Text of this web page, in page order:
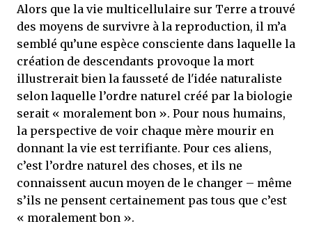
Alors que la vie multicellulaire sur Terre a trouvé
des moyens de survivre à la reproduction, il m’a
semblé qu’une espèce consciente dans laquelle la
création de descendants provoque la mort
illustrerait bien la fausseté de l'idée naturaliste
selon laquelle l’ordre naturel créé par la biologie
serait « moralement bon ». Pour nous humains,
la perspective de voir chaque mère mourir en
donnant la vie est terrifiante. Pour ces aliens,
c’est l’ordre naturel des choses, et ils ne
connaissent aucun moyen de le changer – même
s’ils ne pensent certainement pas tous que c’est
« moralement bon ».